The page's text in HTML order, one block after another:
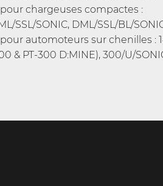
chargeuses compactes :
SSL/SONIC, DML/SSL/BL/
automoteurs sur chenilles :
& PT-300 D:MINE), 300/U/